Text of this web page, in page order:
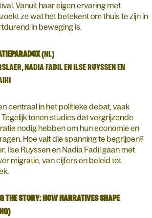
Vanuit haar eigen ervaring met
ze wat het betekent om thuis te zijn in
in beweging is.
(NL)
NADIA FADIL EN ILSE RUYSSEN EN
centraal in het politieke debat, vaak
tonen studies dat vergrijzende
nodig hebben om hun economie en
Hoe valt die spanning te begrijpen?
Ilse Ruyssen en Nadia Fadil gaan met
migratie, van cijfers en beleid tot
THE STORY: HOW NARRATIVES SHAPE